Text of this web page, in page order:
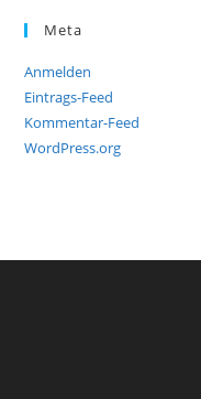
Meta
Anmelden
Eintrags-Feed
Kommentar-Feed
WordPress.org